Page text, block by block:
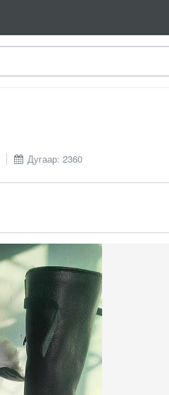
Дугаар: 2360